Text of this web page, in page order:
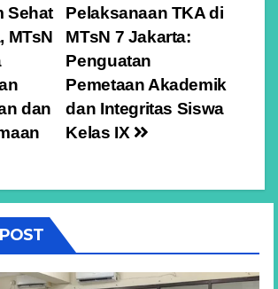
Pelaksanaan TKA di
MTsN 7 Jakarta:
Penguatan
Pemetaan Akademik
dan Integritas Siswa
Kelas IX
Sehat
MTsN
dan